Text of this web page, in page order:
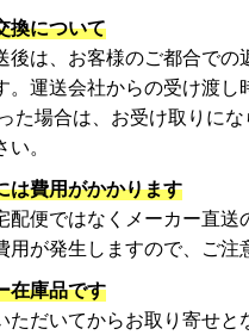
換について
後は、お客様のご都合での
。運送会社からの受け渡し
た場合は、お受け取りに
。
は費用がかかります
配便ではなくメーカー直送
用が発生しますので、ご注
在庫品です
ただいてからお取り寄せと